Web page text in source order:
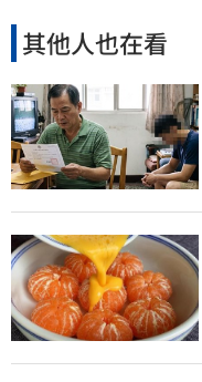
其他人也在看